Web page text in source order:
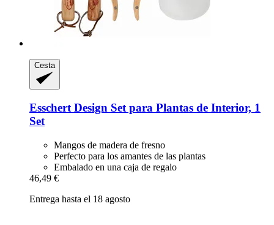
Cesta
Esschert Design Set para Plantas de Interior, 1
Set
Mangos de madera de fresno
Perfecto para los amantes de las plantas
Embalado en una caja de regalo
46,49 €
Entrega hasta el 18 agosto